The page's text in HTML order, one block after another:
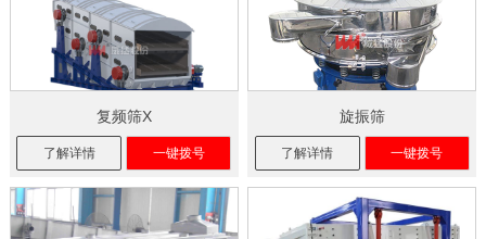
复频筛X
了解详情 一键拨号
旋振筛
了解详情 一键拨号